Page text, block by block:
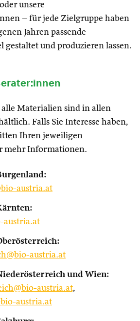
unsere
– für jede Zielgruppe haben
Jahren passende
und produzieren lassen.
Materialien sind in allen
Falls Sie Interesse haben,
Ihren jeweiligen
mehr Informationen.
austria.at
austria.at
austria.at
und Wien:
austria.at,
austria.at